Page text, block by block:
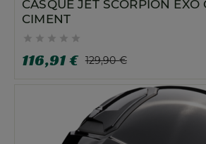
CASQUE JET SCORPION EXO
CIMENT
    
116,91 € 129,90 €